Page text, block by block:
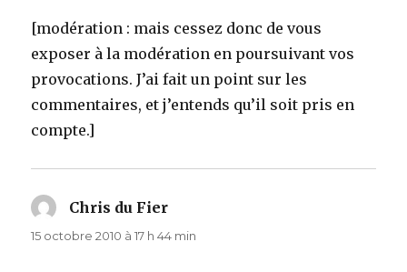
[modération : mais cessez donc de vous
exposer à la modération en poursuivant vos
provocations. J’ai fait un point sur les
commentaires, et j’entends qu’il soit pris en
compte.]
Chris du Fier
15 octobre 2010 à 17 h 44 min